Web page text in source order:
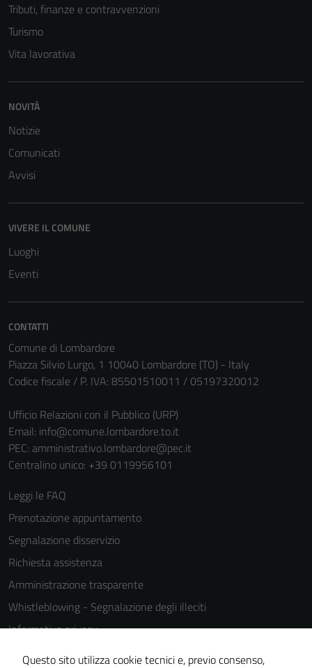
Tributi, finanze e contravvenzioni
Turismo
Vita lavorativa
NOVITÀ
Notizie
Comunicati
Avvisi
VIVERE IL COMUNE
Luoghi
Eventi
CONTATTI
Comune di Lombardore
Piazza Silvio Lurgo, 1 10040 Lombardore (TO) - Italy
Codice fiscale / P. IVA: 85501510011 / 05197320012
Ufficio Relazioni con il Pubblico (URP)
Email: info@comune.lombardore.to.it
PEC: amministrativo.lombardore@pec.it
Centralino unico: +39 0119956101
Leggi le FAQ
Prenotazione appuntamento
Segnalazione disservizio
Richiesta assistenza
Amministrazione trasparente
Whistleblowing - Segnalazione degli illeciti
Informativa privacy
Cookie Policy
Questo sito utilizza cookie tecnici e, previo consenso,
sono necessari
disabilitati.
personali.